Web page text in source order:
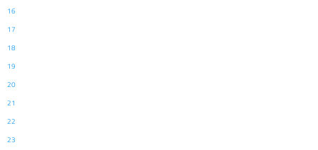
16
17
18
19
20
21
22
23